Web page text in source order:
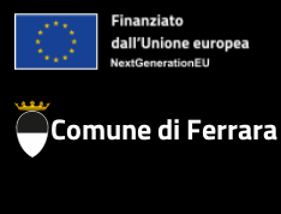
Comune di Ferrara